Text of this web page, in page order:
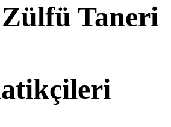
Taneri